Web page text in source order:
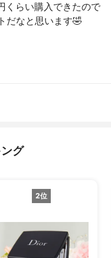
くらい購入できたので
だなと思います🤣
グ
2位